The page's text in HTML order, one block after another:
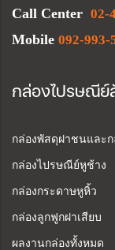
Call Center 02-
Mobile 092-993-
กล่องไปรษณีย์
กล่องพัสดุฝาชนและ
กล่องไปรษณีย์หูช้าง
กล่องกระดาษหูหิ้ว
กล่องลูกฟูกฝาเสียบ
ผลงานกล่องทั้งหมด